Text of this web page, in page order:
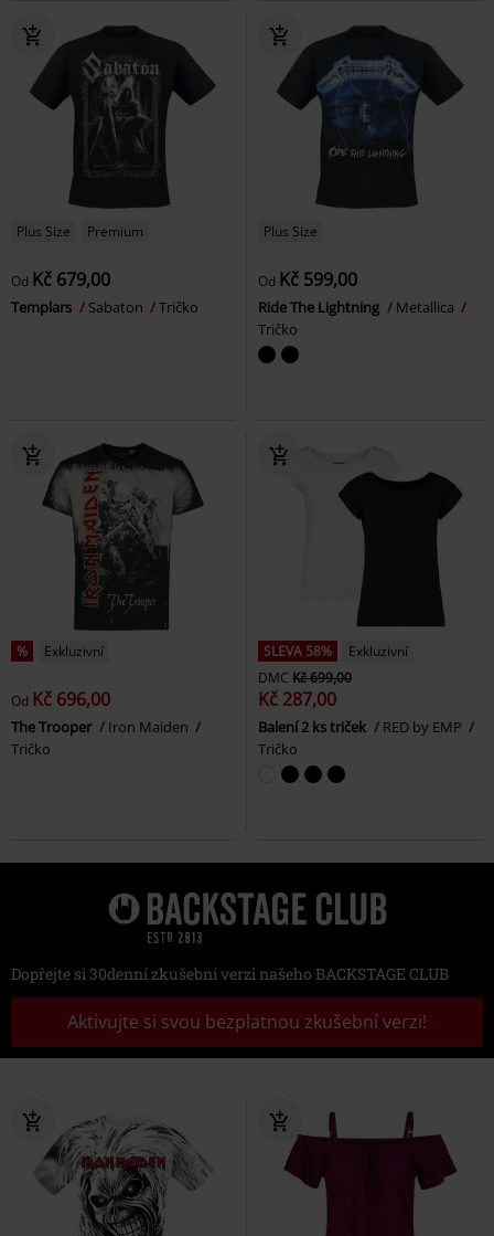
Plus Size Premium
Od Kč 679,00
Templars Sabaton Tričko
Plus Size
Od Kč 599,00
Ride The Lightning
Metallica
Tričko
% Exkluzivní
Od Kč 696,00
The Trooper
Iron Maiden
Tričko
SLEVA 58%
Exkluzivní
DMC Kč 699,00
Kč 287,00
Balení 2 ks triček
RED by EMP
Tričko
Dopřejte si 30denní zkušební verzi našeho BACKSTAGE CLUB
Aktivujte si svou bezplatnou zkušební verzi!